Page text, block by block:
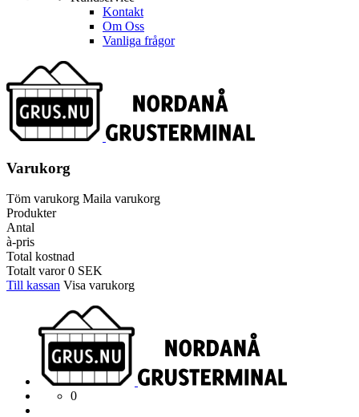
Kontakt
Om Oss
Vanliga frågor
Varukorg
Töm varukorg Maila varukorg
Produkter
Antal
à-pris
Total kostnad
Totalt varor0 SEK
Till kassan Visa varukorg
0